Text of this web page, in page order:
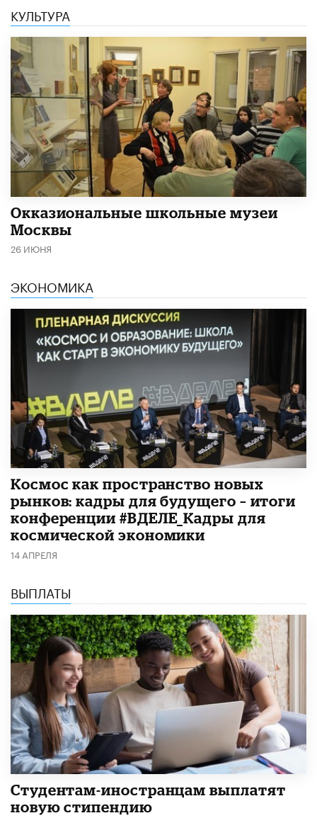
КУЛЬТУРА
​Окказиональные школьные музеи
Москвы
26 ИЮНЯ
ЭКОНОМИКА
Космос как пространство новых
рынков: кадры для будущего – итоги
конференции #ВДЕЛЕ_Кадры для
космической экономики
14 АПРЕЛЯ
ВЫПЛАТЫ
Студентам-иностранцам выплатят
новую стипендию